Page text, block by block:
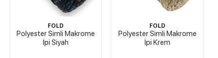
FOLD
Polyester Simli Makrome
İpi Siyah
FOLD
Polyester Simli Makrome
İpi Krem